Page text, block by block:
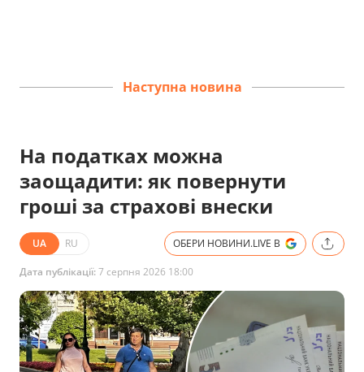
Наступна новина
На податках можна
заощадити: як повернути
гроші за страхові внески
UA RU ОБЕРИ НОВИНИ.LIVE В
Дата публікації:7 серпня 2026 18:00